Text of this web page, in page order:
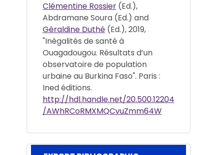
Clémentine Rossier(Ed.),
Abdramane Soura (Ed.) and
Géraldine Duthé(Ed.), 2019,
"Inégalités de santé à
Ouagadougou. Résultats d’un
observatoire de population
urbaine au Burkina Faso". Paris :
Ined éditions.
http://hdl.handle.net/20.500.12204
/AWhRCoRMXMQCvuZmm64W